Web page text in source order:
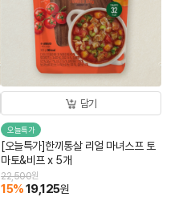
담기
오늘특가
[오늘특가]한끼통살 리얼 마녀스프 토
마토&비프 x 5개
22,500원
15%19,125원